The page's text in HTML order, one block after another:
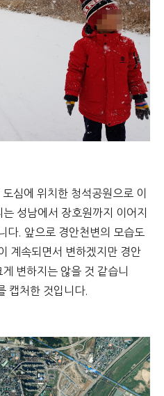
심에 위치한 청석공원으로 이
성남에서 장호원까지 이어지
다. 앞으로 경안천변의 모습도
계속되면서 변하겠지만 경안
변하지는 않을 것 같습니
캡처한 것입니다.